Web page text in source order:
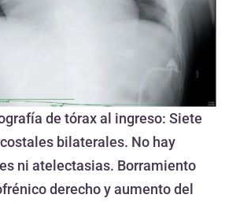
de tórax al ingreso: Siete
bilaterales. No hay
ni atelectasias. Borramiento
derecho y aumento del